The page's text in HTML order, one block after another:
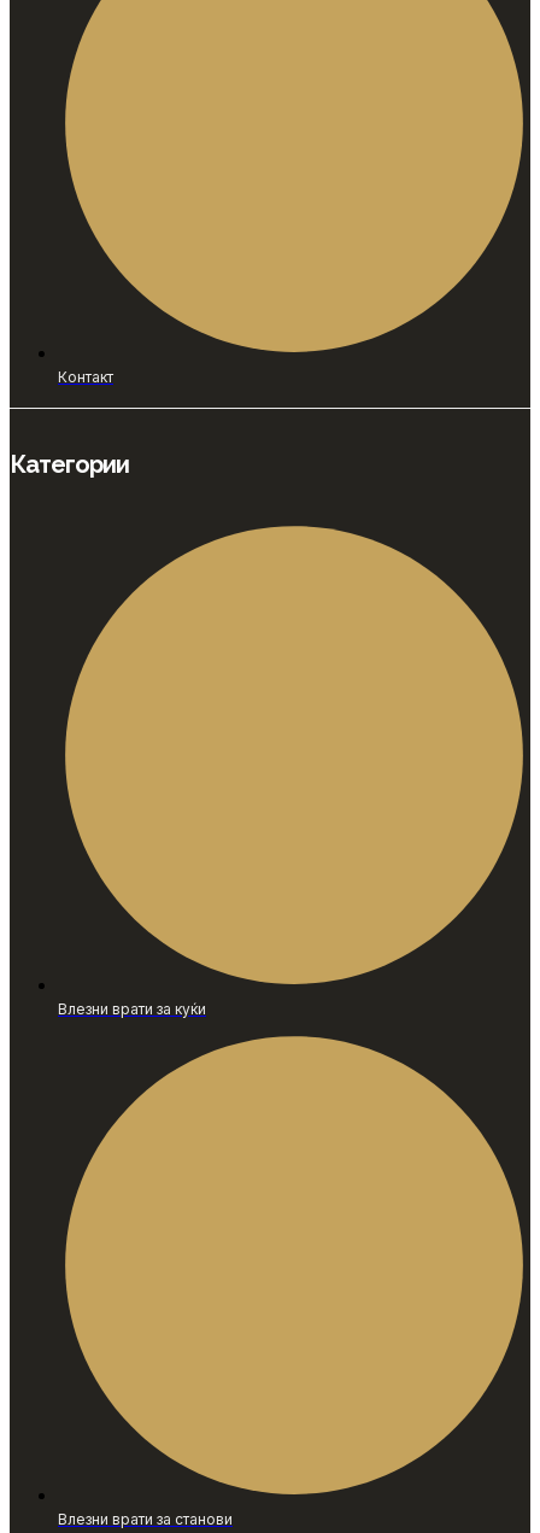
Контакт
Категории
Влезни врати за куќи
Влезни врати за станови